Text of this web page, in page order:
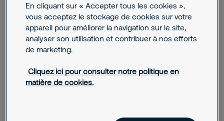
Accompagner notre jeunesse vers les
métiers de la sécurité
February 02, 2024
November 24, 2023
En cliquant sur « Accepter tous les cookies »,
vous acceptez le stockage de cookies sur votre
appareil pour améliorer la navigation sur le site,
analyser son utilisation et contribuer à nos efforts
de marketing.
Cliquez ici pour consulter notre politique en
matière de cookies.